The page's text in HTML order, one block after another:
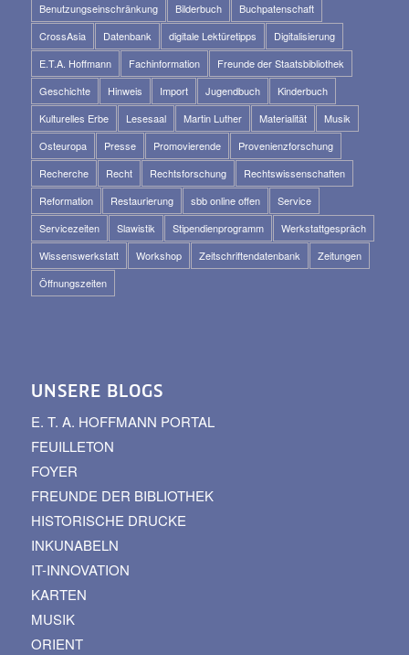
Benutzungseinschränkung
Bilderbuch
Buchpatenschaft
CrossAsia
Datenbank digitale Lektüretipps
Digitalisierung
E.T.A. Hoffmann
Fachinformation
Freunde der Staatsbibliothek
Geschichte
Hinweis Import Jugendbuch
Kinderbuch
Kulturelles Erbe
Lesesaal Martin Luther Materialität
Musik
Osteuropa
Presse Promovierende
Provenienzforschung
Recherche
Recht Rechtsforschung
Rechtswissenschaften
Reformation
Restaurierung sbb online offen
Service
Servicezeiten
Slawistik Stipendienprogramm
Werkstattgespräch
Wissenswerkstatt
Workshop Zeitschriftendatenbank
Zeitungen
Öffnungszeiten
UNSERE BLOGS
E. T. A. HOFFMANN PORTAL
FEUILLETON
FOYER
FREUNDE DER BIBLIOTHEK
HISTORISCHE DRUCKE
INKUNABELN
IT-INNOVATION
KARTEN
MUSIK
ORIENT